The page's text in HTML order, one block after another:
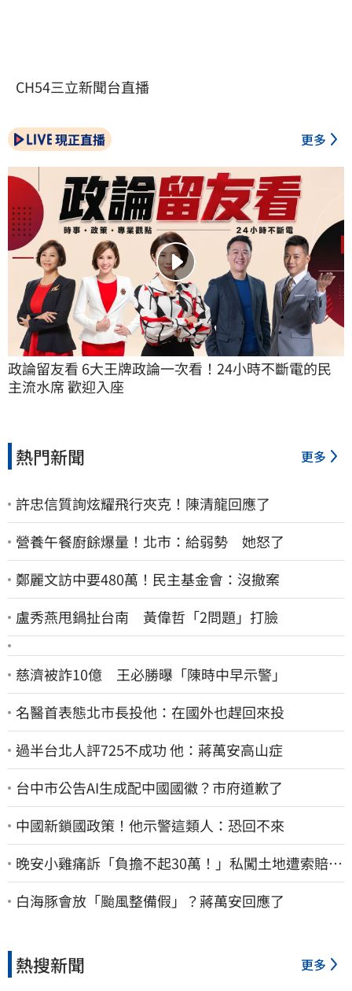
CH54三立新聞台直播
現正直播 更多
政論留友看 6大王牌政論一次看！24小時不斷電的民
主流水席 歡迎入座
熱門新聞 更多
許忠信質詢炫耀飛行夾克！陳清龍回應了
營養午餐廚餘爆量！北市：給弱勢 她怒了
鄭麗文訪中要480萬！民主基金會：沒撤案
盧秀燕甩鍋扯台南 黃偉哲「2問題」打臉
慈濟被詐10億 王必勝曝「陳時中早示警」
名醫首表態北市長投他：在國外也趕回來投
過半台北人評725不成功 他：蔣萬安高山症
台中市公告AI生成配中國國徽？市府道歉了
中國新鎖國政策！他示警這類人：恐回不來
晚安小雞痛訴「負擔不起30萬！」私闖土地遭索賠
崩潰：不接受漫天要價
白海豚會放「颱風整備假」？蔣萬安回應了
熱搜新聞 更多